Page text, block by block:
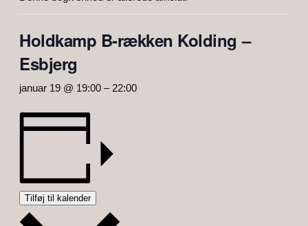
Holdkamp B-rækken Kolding –
Esbjerg
januar 19 @ 19:00 –22:00
Tilføj til kalender